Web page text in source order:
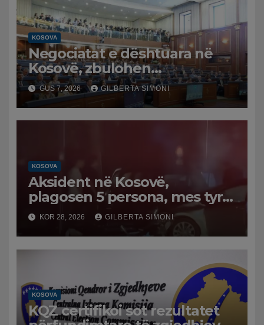
KOSOVA
Negociatat e dështuara në
Kosovë, zbulohen
prapaskenat. LDK kërkon
Presidentin për Vjosa
Osmanin, Kurti i ofron vetëm
GUS 7, 2026 GILBERTA SIMONI
KOSOVA
Aksident në Kosovë,
plagosen 5 persona, mes tyre
dhe dy efektivë policie
KOR 28, 2026 GILBERTA SIMONI
KOSOVA
KQZ certifikoi sot rezultatet